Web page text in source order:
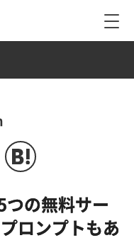
の無料サー
ロンプトもあ